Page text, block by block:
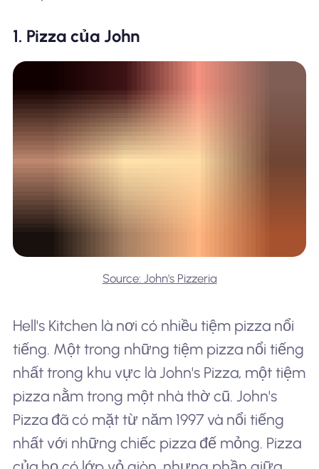
1. Pizza của John
Source: John's Pizzeria
Hell's Kitchen là nơi có nhiều tiệm pizza nổi
tiếng. Một trong những tiệm pizza nổi tiếng
nhất trong khu vực là John's Pizza, một tiệm
pizza nằm trong một nhà thờ cũ. John's
Pizza đã có mặt từ năm 1997 và nổi tiếng
nhất với những chiếc pizza đế mỏng. Pizza